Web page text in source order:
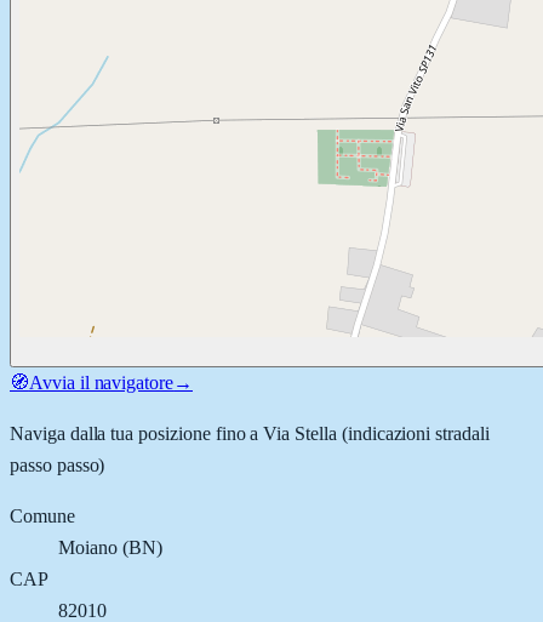
🧭Avvia il navigatore→
Naviga dalla tua posizione fino aVia Stella (indicazioni stradali
passo passo)
Comune
Moiano(BN)
CAP
82010